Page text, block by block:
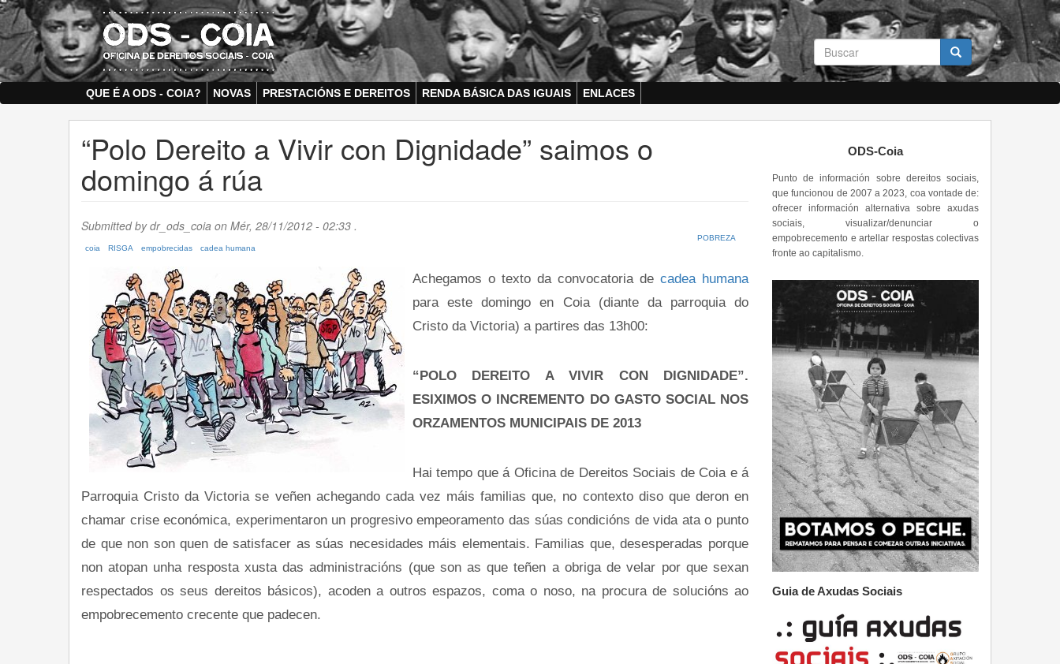
Skip
to
main
content
Formulario
de
busca
Buscar
QUE É A ODS - COIA? NOVAS PRESTACIÓNS E DEREITOS RENDA BÁSICA DAS IGUAIS ENLACES
“Polo Dereito a Vivir con Dignidade” saimos o
domingo á rúa
Submitted bydr_ods_coia on Mér, 28/11/2012 - 02:33 .
POBREZA
coia
RISGA empobrecidas cadea humana
Achegamos o texto da convocatoria de cadea humana
para este domingo en Coia (diante da parroquia do
Cristo da Victoria) a partires das 13h00:
“POLO DEREITO A VIVIR CON DIGNIDADE”.
ESIXIMOS O INCREMENTO DO GASTO SOCIAL NOS
ORZAMENTOS MUNICIPAIS DE 2013
Hai tempo que á Oficina de Dereitos Sociais de Coia e á
Parroquia Cristo da Victoria se veñen achegando cada vez máis familias que, no contexto diso que deron en
chamar crise económica, experimentaron un progresivo empeoramento das súas condicións de vida ata o punto
de que non son quen de satisfacer as súas necesidades máis elementais. Familias que, desesperadas porque
non atopan unha resposta xusta das administracións (que son as que teñen a obriga de velar por que sexan
respectados os seus dereitos básicos), acoden a outros espazos, coma o noso, na procura de solucións ao
empobrecemento crecente que padecen.
ODS-Coia
Punto de información sobre dereitos sociais,
que funcionou de 2007 a 2023, coa vontade de:
ofrecer información alternativa sobre axudas
sociais, visualizar/denunciar o
empobrecemento e artellar respostas colectivas
fronte ao capitalismo.
Guia de Axudas Sociais